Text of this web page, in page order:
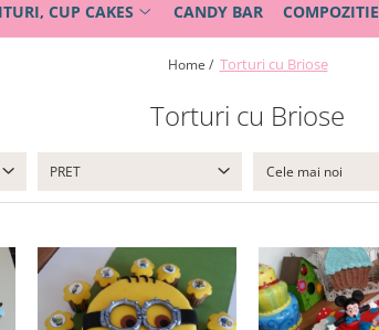
CUP CAKES CANDY BAR COMPOZITIE
Home / Torturi cu Briose
Torturi cu Briose
PRET